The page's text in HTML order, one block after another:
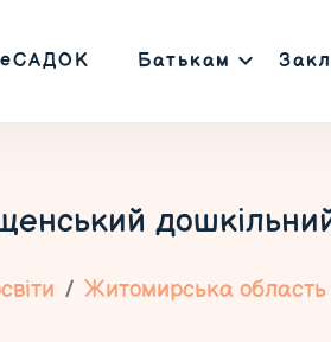
еСАДОК Батькам
Житомирська область